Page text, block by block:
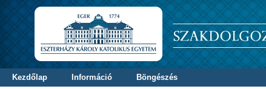
Kezdőlap Információ
Böngészés